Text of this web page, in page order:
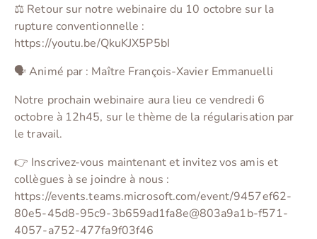
⚖️ Retour sur notre webinaire du 10 octobre sur la
rupture conventionnelle :
https://youtu.be/QkuKJX5P5bI
🗣️ Animé par : Maître François-Xavier Emmanuelli
Notre prochain webinaire aura lieu ce vendredi 6
octobre à 12h45, sur le thème de la régularisation par
le travail.
👉 Inscrivez-vous maintenant et invitez vos amis et
collègues à se joindre à nous :
https://events.teams.microsoft.com/event/9457ef62-
80e5-45d8-95c9-3b659ad1fa8e@803a9a1b-f571-
4057-a752-477fa9f03f46